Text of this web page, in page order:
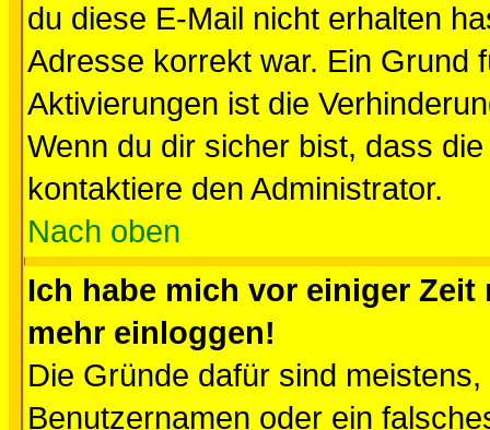
du diese E-Mail nicht erhalten
Adresse korrekt war. Ein Grund
Aktivierungen ist die
Wenn du dir sicher bist, dass
kontaktiere den Administrator.
Nach oben
Ich habe mich vor einiger
mehr einloggen!
Die Gründe dafür sind
Benutzernamen oder ein